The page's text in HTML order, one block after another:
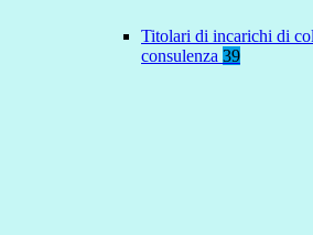
Titolari di incarichi di
consulenza 39